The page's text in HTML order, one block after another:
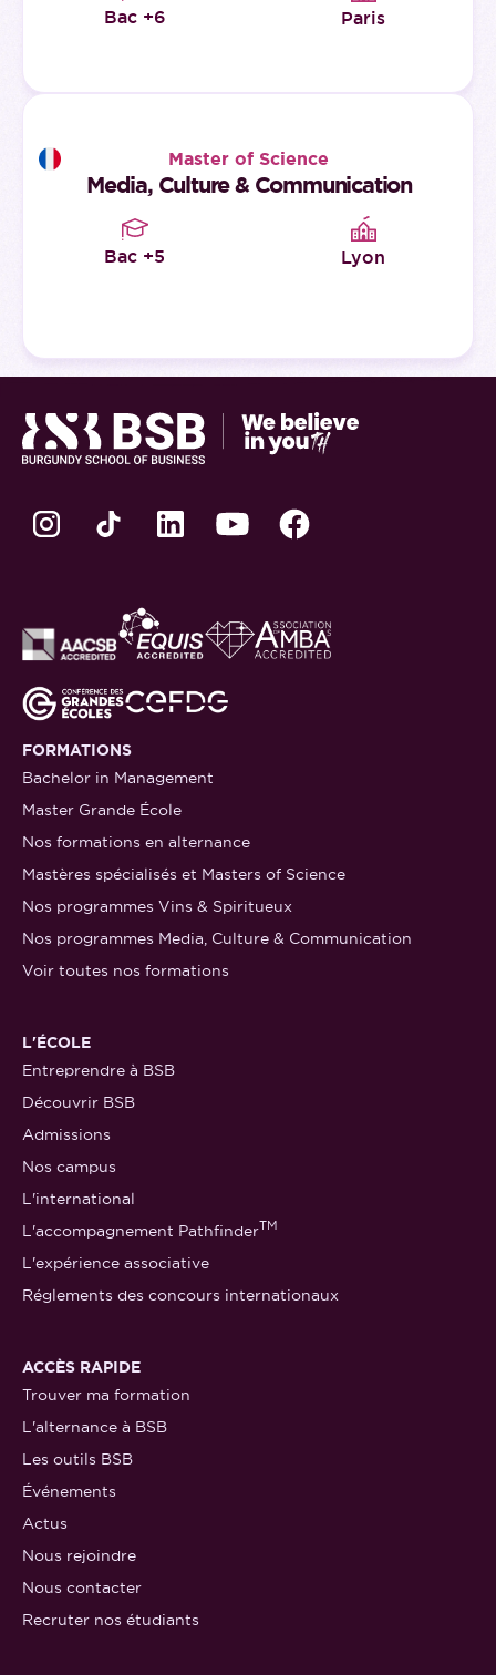
Bac +6 Paris
Master of Science
Media, Culture & Communication
Bac +5 Lyon
FORMATIONS
Bachelor in Management
Master Grande École
Nos formations en alternance
Mastères spécialisés et Masters of Science
Nos programmes Vins & Spiritueux
Nos programmes Media, Culture & Communication
Voir toutes nos formations
L'ÉCOLE
Entreprendre à BSB
Découvrir BSB
Admissions
Nos campus
L'international
L'accompagnement PathfinderTM
L'expérience associative
Réglements des concours internationaux
ACCÈS RAPIDE
Trouver ma formation
L'alternance à BSB
Les outils BSB
Événements
Actus
Nous rejoindre
Nous contacter
Recruter nos étudiants